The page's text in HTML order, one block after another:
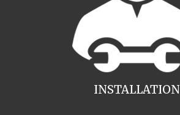
INSTALLATION